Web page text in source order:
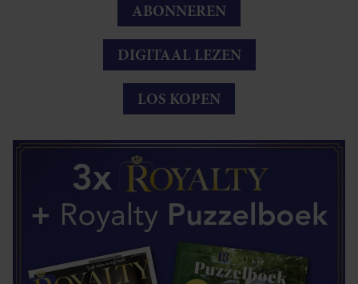
ABONNEREN
DIGITAAL LEZEN
LOS KOPEN